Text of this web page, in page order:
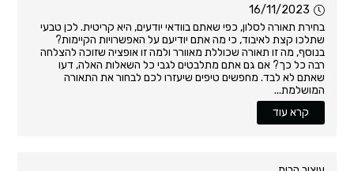
16/11/2023
בחירת תאורה לסלון, כפי שאתם בוודאי יודעים, היא קריטית. לכן טבעי
שתלכו קצת לאיבוד, כי מה אתם יודיעם על האפשרויות הקיימות?
בנוסף, מה זו תאורה שכוללת מאוורר ולמה זו אופציה שזוכה להצלחה
רבה כל כך? אם גם אתם מתלבטים לגבי כל השאלות האלה, דעו
שאתם לא לבד. מחפשים טיפים שיעזרו לכם לבחור את התאורה
המושלמת...
קרא עוד